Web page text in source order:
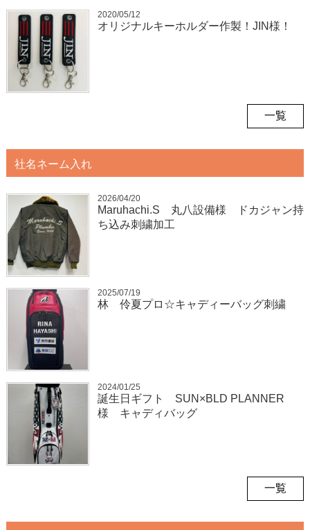
2020/05/12
オリジナルキーホルダー作製！JIN様！
一覧
社名ネーム入れ
2026/04/20
Maruhachi.S 丸八設備様 ドカジャン持
ち込み刺繍加工
2025/07/19
林 伶夏プロ☆キャディーバッグ刺繍
2024/01/25
誕生日ギフト SUN×BLD PLANNER
様 キャディバッグ
一覧